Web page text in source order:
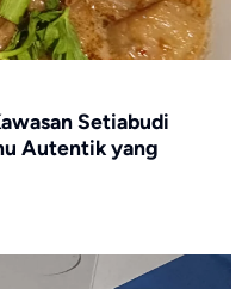
Setiabudi
Autentik yang